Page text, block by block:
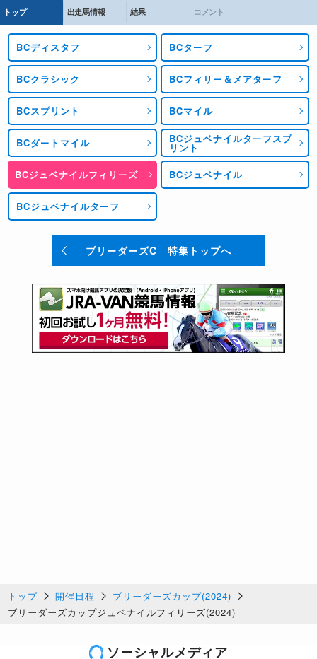
トップ 出走馬情報 結果 コメント
BCディスタフ BCターフ
BCクラシック BCフィリー＆メアターフ
BCスプリント BCマイル
BCダートマイル BCジュベナイルターフスプ
リント
BCジュベナイルフィリーズ BCジュベナイル
BCジュベナイルターフ
ブリーダーズC 特集トップへ
トップ 開催日程
ブリーダーズカップ(2024)
ブリーダーズカップジュベナイルフィリーズ(2024)
ソーシャルメディア